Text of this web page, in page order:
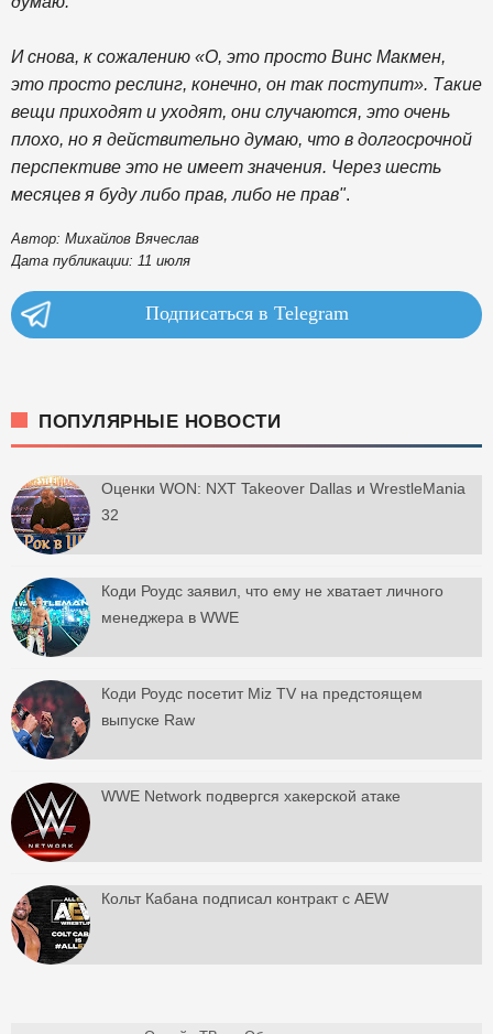
И снова, к сожалению «О, это просто Винс Макмен,
это просто реслинг, конечно, он так поступит». Такие
вещи приходят и уходят, они случаются, это очень
плохо, но я действительно думаю, что в долгосрочной
перспективе это не имеет значения. Через шесть
месяцев я буду либо прав, либо не прав".
Автор: Михайлов Вячеслав
Дата публикации: 11 июля
Подписаться в Telegram
ПОПУЛЯРНЫЕ НОВОСТИ
Оценки WON: NXT Takeover Dallas и WrestleMania
32
Коди Роудс заявил, что ему не хватает личного
менеджера в WWE
Коди Роудс посетит Miz TV на предстоящем
выпуске Raw
WWE Network подвергся хакерской атаке
Кольт Кабана подписал контракт с AEW